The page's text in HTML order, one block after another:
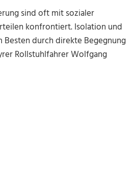
sind oft mit sozialer
konfrontiert. Isolation und
Besten durch direkte Begegnung
Rollstuhlfahrer Wolfgang